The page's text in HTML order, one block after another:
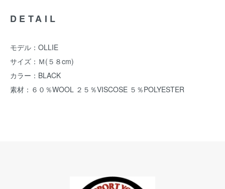
DETAIL
モデル：OLLIE
サイズ：Ｍ(５８cm)
カラー：BLACK
素材：６０％WOOL ２５％VISCOSE ５％POLYESTER